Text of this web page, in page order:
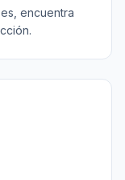
encuentra